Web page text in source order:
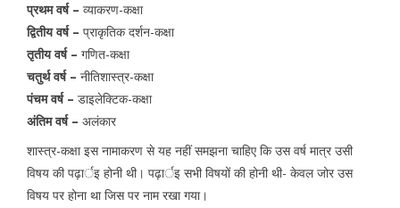
प्रथम वर्ष – व्याकरण-कक्षा
द्वितीय वर्ष – प्राकृतिक दर्शन-कक्षा
तृतीय वर्ष – गणित-कक्षा
चतुर्थ वर्ष – नीतिशास्त्र-कक्षा
पंचम वर्ष – डाइलेक्टिक-कक्षा
अंतिम वर्ष – अलंकार
शास्त्र-कक्षा इस नामाकरण से यह नहीं समझना चाहिए कि उस वर्ष मात्र उसी
विषय की पढ़ार्इ होनी थी। पढ़ार्इ सभी विषयों की होनी थी- केवल जोर उस
विषय पर होना था जिस पर नाम रखा गया।